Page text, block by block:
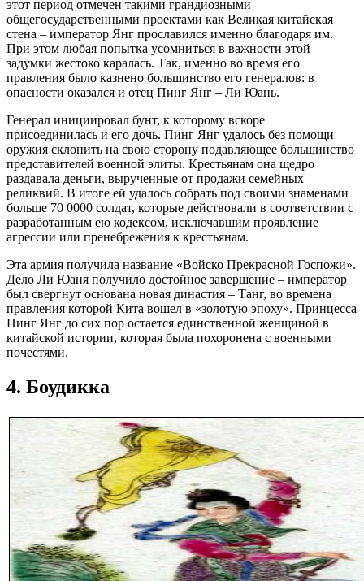
этот период отмечен такими грандиозными
общегосударственными проектами как Великая китайская
стена – император Янг прославился именно благодаря им.
При этом любая попытка усомниться в важности этой
задумки жестоко каралась. Так, именно во время его
правления было казнено большинство его генералов: в
опасности оказался и отец Пинг Янг – Ли Юань.
Генерал инициировал бунт, к которому вскоре
присоединилась и его дочь. Пинг Янг удалось без помощи
оружия склонить на свою сторону подавляющее большинство
представителей военной элиты. Крестьянам она щедро
раздавала деньги, вырученные от продажи семейных
реликвий. В итоге ей удалось собрать под своими знаменами
больше 70 0000 солдат, которые действовали в соответствии с
разработанным ею кодексом, исключавшим проявление
агрессии или пренебрежения к крестьянам.
Эта армия получила название «Войско Прекрасной Госпожи».
Дело Ли Юаня получило достойное завершение – император
был свергнут основана новая династия – Танг, во времена
правления которой Кита вошел в «золотую эпоху». Принцесса
Пинг Янг до сих пор остается единственной женщиной в
китайской истории, которая была похоронена с военными
почестями.
4. Боудикка